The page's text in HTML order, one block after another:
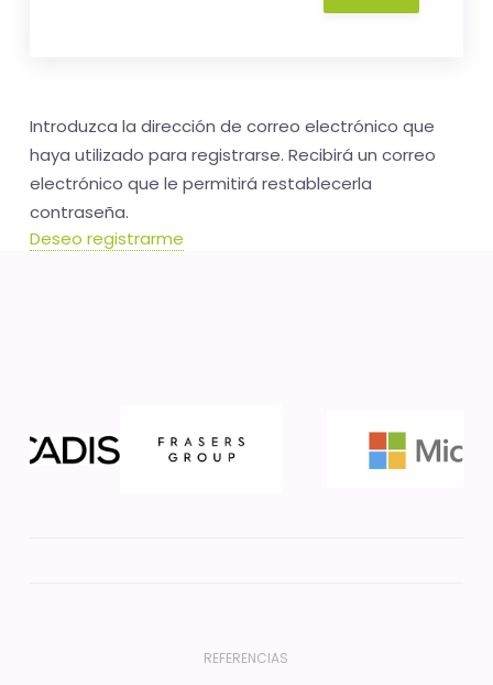
(activo)
es
oro
Introduzca la dirección de correo electrónico que
haya utilizado para registrarse. Recibirá un correo
electrónico que le permitirá restablecerla
contraseña.
Deseo registrarme
REFERENCIAS